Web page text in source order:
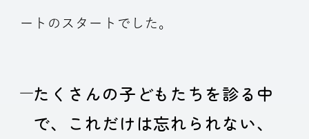
ートのスタートでした。
たくさんの子どもたちを診る中
で、これだけは忘れられない、